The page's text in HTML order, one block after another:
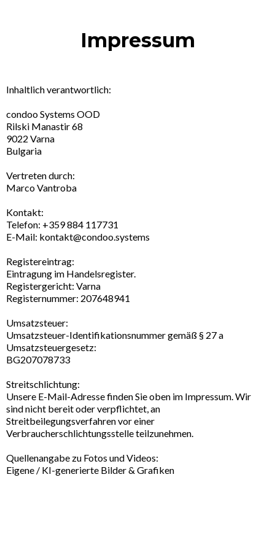
Impressum
Inhaltlich verantwortlich:
condoo Systems OOD
Rilski Manastir 68
9022 Varna
Bulgaria
Vertreten durch:
Marco Vantroba
Kontakt:
Telefon: +359 884 117731
E-Mail: kontakt@condoo.systems
Registereintrag:
Eintragung im Handelsregister.
Registergericht: Varna
Registernummer: 207648941
Umsatzsteuer:
Umsatzsteuer-Identifikationsnummer gemäß § 27 a
Umsatzsteuergesetz:
BG207078733
Streitschlichtung:
Unsere E-Mail-Adresse finden Sie oben im Impressum. Wir
sind nicht bereit oder verpflichtet, an
Streitbeilegungsverfahren vor einer
Verbraucherschlichtungsstelle teilzunehmen.
Quellenangabe zu Fotos und Videos:
Eigene / KI-generierte Bilder & Grafiken